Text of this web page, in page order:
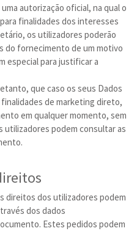
autorização oficial, na qual o
finalidades dos interesses
os utilizadores poderão
do fornecimento de um motivo
especial para justificar a
que caso os seus Dados
de marketing direto,
em qualquer momento, sem
utilizadores podem consultar as
direitos dos utilizadores podem
dos dados
Estes pedidos podem